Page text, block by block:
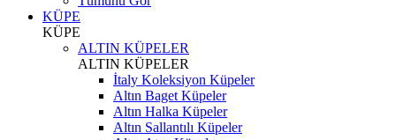
KÜPE
KÜPE
ALTIN KÜPELER
ALTIN KÜPELER
İtaly Koleksiyon Küpeler
Altın Baget Küpeler
Altın Halka Küpeler
Altın Sallantılı Küpeler